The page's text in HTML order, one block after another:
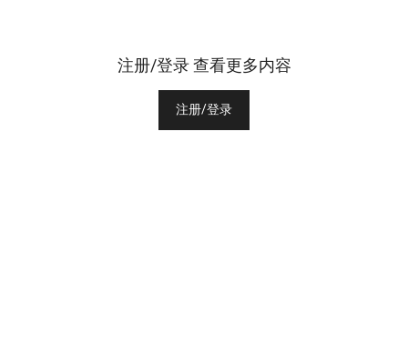
注册/登录 查看更多内容
注册/登录